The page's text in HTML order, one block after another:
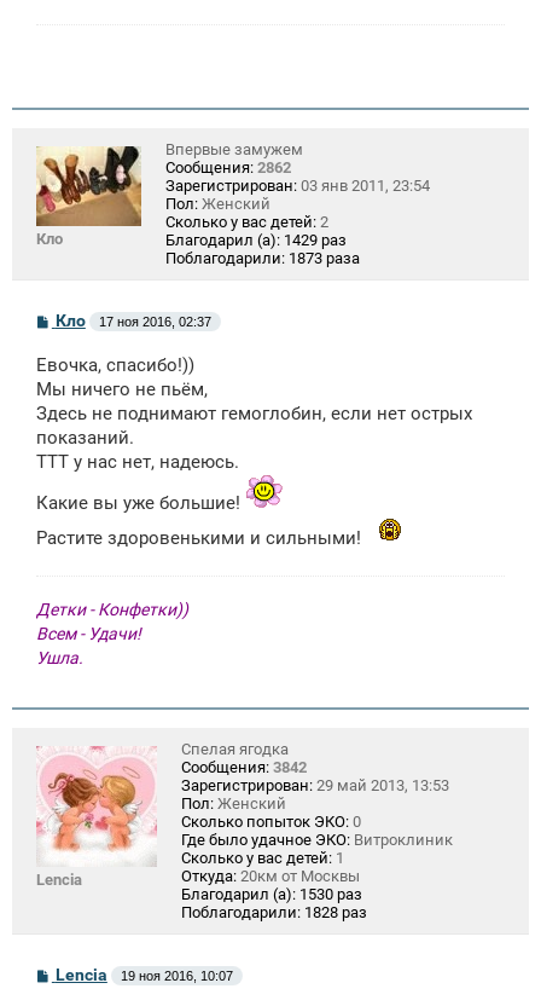
Кло
Впервые замужем
Сообщения: 2862
Зарегистрирован: 03 янв 2011, 23:54
Пол: Женский
Сколько у вас детей: 2
Благодарил (а): 1429 раз
Поблагодарили: 1873 раза
С
б
щ
н
и
е
Кло 17 ноя 2016, 02:37
Евочка, спасибо!))
Мы ничего не пьём,
Здесь не поднимают гемоглобин, если нет острых
показаний.
ТТТ у нас нет, надеюсь.
Какие вы уже большие!
Растите здоровенькими и сильными!
Детки - Конфетки))
Всем - Удачи!
Ушла.
Lencia
Спелая ягодка
Сообщения: 3842
Зарегистрирован: 29 май 2013, 13:53
Пол: Женский
Сколько попыток ЭКО: 0
Где было удачное ЭКО: Витроклиник
Сколько у вас детей: 1
Откуда: 20км от Москвы
Благодарил (а): 1530 раз
Поблагодарили: 1828 раз
С
о
Lencia 19 ноя 2016, 10:07